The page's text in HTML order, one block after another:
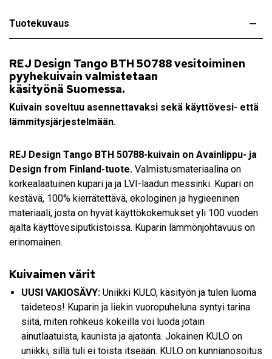
Tuotekuvaus
REJ Design Tango BTH 50788vesitoiminen
pyyhekuivain valmistetaan
käsityönä Suomessa.
Kuivain soveltuu asennettavaksi sekä käyttövesi- että
lämmitysjärjestelmään.
REJ Design Tango BTH 50788-kuivain on Avainlippu- ja
Design from Finland-tuote. Valmistusmateriaalina on
korkealaatuinen kupari ja ja LVI-laadun messinki. Kupari on
kestävä, 100% kierrätettävä, ekologinen ja hygieeninen
materiaali, josta on hyvät käyttökokemukset yli 100 vuoden
ajalta käyttövesiputkistoissa. Kuparin lämmönjohtavuus on
erinomainen.
Kuivaimen värit
UUSI VAKIOSÄVY: Uniikki KULO, käsityön ja tulen luoma
taideteos! Kuparin ja liekin vuoropuheluna syntyi tarina
siitä, miten rohkeus kokeilla voi luoda jotain
ainutlaatuista, kaunista ja ajatonta. Jokainen KULO on
uniikki, sillä tuli ei toista itseään. KULO on kunnianosoitus